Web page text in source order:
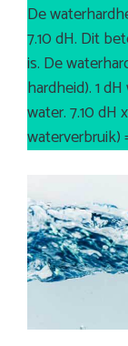
De
7.10 dH. Dit
is. De
hardheid). 1
water. 7.10 dH
waterverbruik)